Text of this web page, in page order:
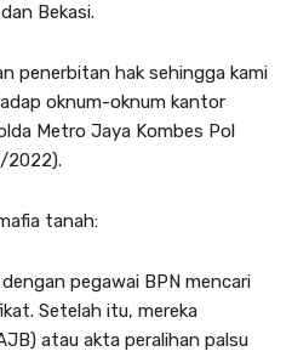
Bekasi.
penerbitan hak sehingga kami
oknum-oknum kantor
Metro Jaya Kombes Pol
2022).
tanah:
pegawai BPN mencari
Setelah itu, mereka
atau akta peralihan palsu